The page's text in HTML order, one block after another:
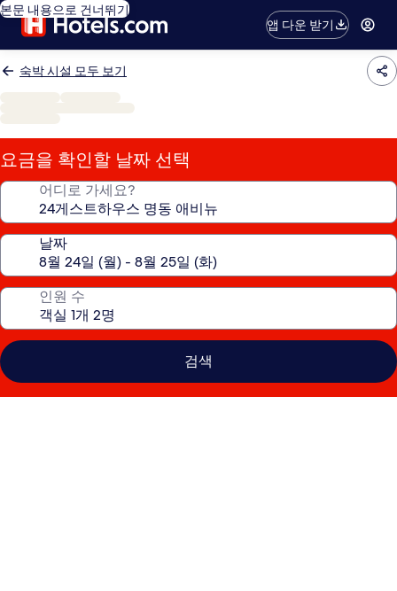
본문 내용으로 건너뛰기
앱 다운 받기
숙박 시설 모두 보기
요금을 확인할 날짜 선택
어디로 가세요?
날짜
인원 수
검색